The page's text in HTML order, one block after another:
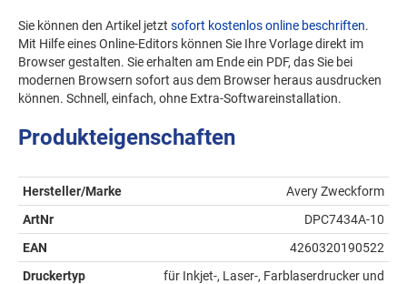
Sie können den Artikel jetzt sofort kostenlos online beschriften.
Mit Hilfe eines Online-Editors können Sie Ihre Vorlage direkt im
Browser gestalten. Sie erhalten am Ende ein PDF, das Sie bei
modernen Browsern sofort aus dem Browser heraus ausdrucken
können. Schnell, einfach, ohne Extra-Softwareinstallation.
Produkteigenschaften
Hersteller/Marke
Avery Zweckform
ArtNr
DPC7434A-10
EAN
4260320190522
Druckertyp
für Inkjet-, Laser-, Farblaserdrucker und